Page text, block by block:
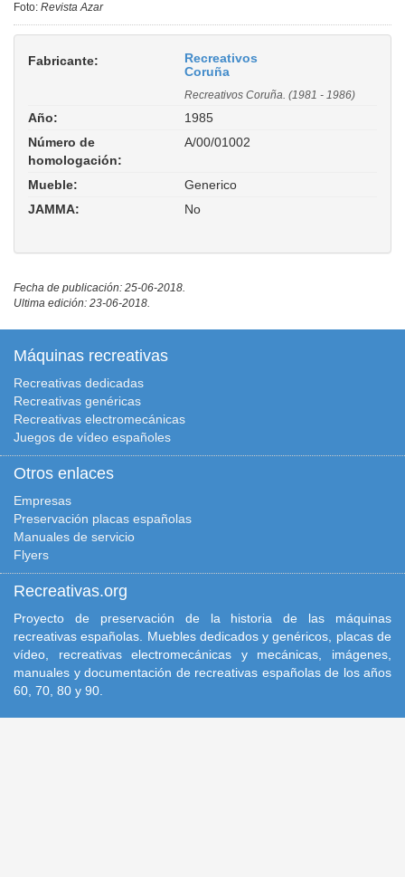
Foto: Revista Azar
Fabricante:
Recreativos
Coruña
Recreativos Coruña. (1981 - 1986)
Año:
1985
Número de
homologación:
A/00/01002
Mueble:
Generico
JAMMA:
No
Fecha de publicación: 25-06-2018.
Ultima edición: 23-06-2018.
Máquinas recreativas
Recreativas dedicadas
Recreativas genéricas
Recreativas electromecánicas
Juegos de vídeo españoles
Otros enlaces
Empresas
Preservación placas españolas
Manuales de servicio
Flyers
Recreativas.org
Proyecto de preservación de la historia de las máquinas
recreativas españolas. Muebles dedicados y genéricos, placas de
vídeo, recreativas electromecánicas y mecánicas, imágenes,
manuales y documentación de recreativas españolas de los años
60, 70, 80 y 90.